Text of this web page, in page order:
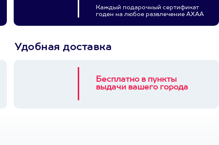
Каждый подарочный сертификат
годен на любое развлечение АХАА
Удобная доставка
Бесплатно в пункты
выдачи вашего города